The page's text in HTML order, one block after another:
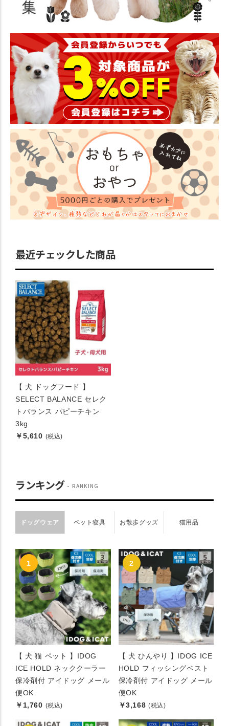
最近チェックした商品
【 犬 ドッグフード 】
SELECT BALANCE セレク
トバランス パピーチキン
3kg
￥5,610 (税込)
ランキング RANKING
ドッグウェア ペット寝具 お散歩グッズ 猫用品
【 犬 猫 ペット 】IDOG
ICE HOLD ネッククーラー
保冷剤付 アイドッグ メール
便OK
￥1,760 (税込)
【 犬 ひんやり 】IDOG ICE
HOLD フィッシングベスト
保冷剤付 アイドッグ メール
便OK
￥3,168 (税込)